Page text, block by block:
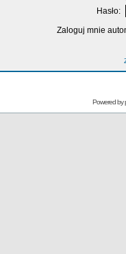
Hasło:
Zaloguj mnie
Powered by